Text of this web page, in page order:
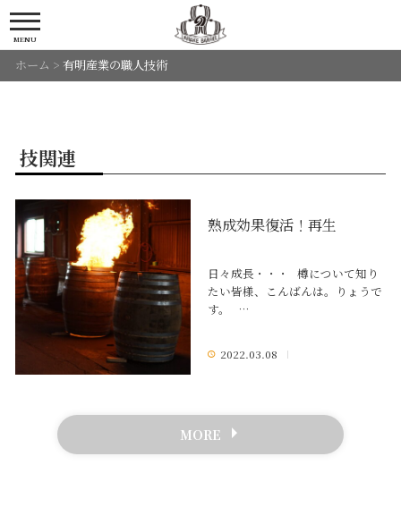
MENU
ホーム > 有明産業の職人技術
技関連
熟成効果復活！再生
日々成長・・・ 樽について知り
たい皆様、こんばんは。りょうで
す。 …
2022.03.08
MORE